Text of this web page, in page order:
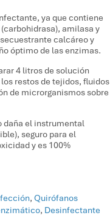
ya que contiene
amilasa y
calcáreo y
óptimo de las enzimas.
4 litros de solución
restos de tejidos, fluidos
de microrganismos sobre
daña el instrumental
seguro para el
y es 100%
,Quirófanos
, Desinfectante